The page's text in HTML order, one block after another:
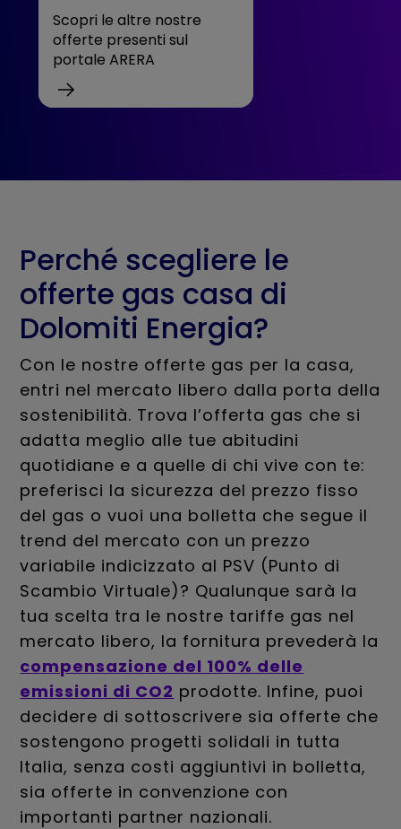
Scopri le altre nostre
offerte presenti sul
portale ARERA
Perché scegliere le
offerte gas casa di
Dolomiti Energia?
Con le nostre offerte gas per la casa,
entri nel mercato libero dalla porta della
sostenibilità. Trova l’offerta gas che si
adatta meglio alle tue abitudini
quotidiane e a quelle di chi vive con te:
preferisci la sicurezza del prezzo fisso
del gas o vuoi una bolletta che segue il
trend del mercato con un prezzo
variabile indicizzato al PSV (Punto di
Scambio Virtuale)? Qualunque sarà la
tua scelta tra le nostre tariffe gas nel
mercato libero, la fornitura prevederà la
compensazione del 100% delle
emissioni di CO2 prodotte. Infine, puoi
decidere di sottoscrivere sia offerte che
sostengono progetti solidali in tutta
Italia, senza costi aggiuntivi in bolletta,
sia offerte in convenzione con
importanti partner nazionali.